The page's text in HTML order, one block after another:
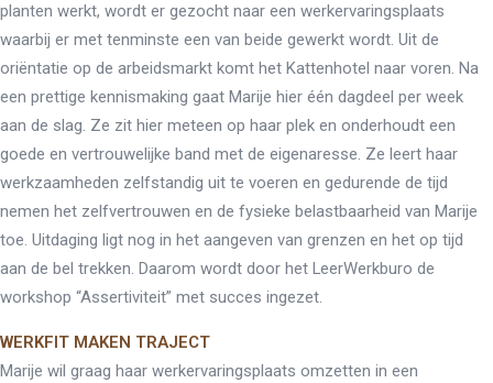
planten werkt, wordt er gezocht naar een werkervaringsplaats
waarbij er met tenminste een van beide gewerkt wordt. Uit de
oriëntatie op de arbeidsmarkt komt het Kattenhotel naar voren. Na
een prettige kennismaking gaat Marije hier één dagdeel per week
aan de slag. Ze zit hier meteen op haar plek en onderhoudt een
goede en vertrouwelijke band met de eigenaresse. Ze leert haar
werkzaamheden zelfstandig uit te voeren en gedurende de tijd
nemen het zelfvertrouwen en de fysieke belastbaarheid van Marije
toe. Uitdaging ligt nog in het aangeven van grenzen en het op tijd
aan de bel trekken. Daarom wordt door het LeerWerkburo de
workshop “Assertiviteit” met succes ingezet.
WERKFIT MAKEN TRAJECT
Marije wil graag haar werkervaringsplaats omzetten in een